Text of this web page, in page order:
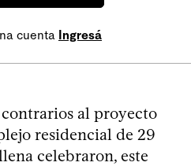
cuenta Ingresá
al proyecto
residencial de 29
celebraron, este